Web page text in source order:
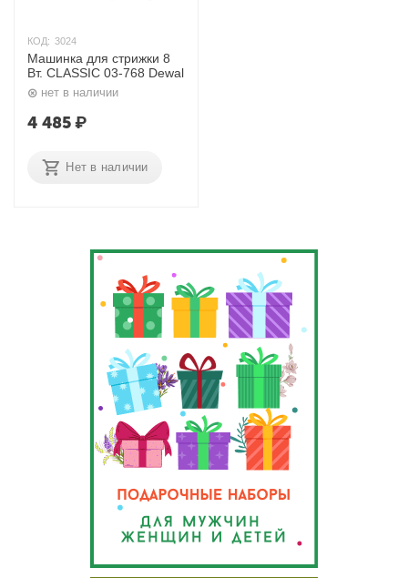
КОД: 3024
Машинка для стрижки 8
Вт. CLASSIC 03-768 Dewal
нет в наличии
4 485₽
Нет в наличии